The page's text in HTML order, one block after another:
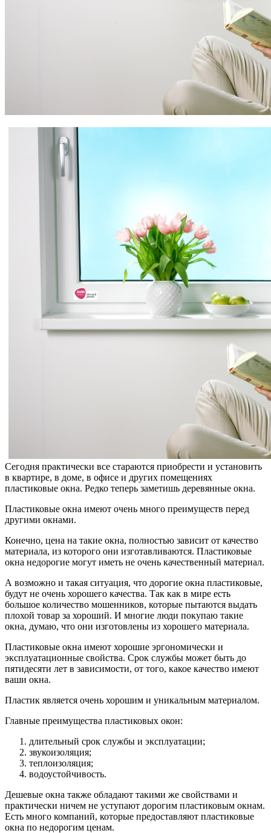
Сегодня практически все стараются приобрести и установить
в квартире, в доме, в офисе и других помещениях
пластиковые окна. Редко теперь заметишь деревянные окна.
Пластиковые окна имеют очень много преимуществ перед
другими окнами.
Конечно, цена на такие окна, полностью зависит от качество
материала, из которого они изготавливаются. Пластиковые
окна недорогие могут иметь не очень качественный материал.
А возможно и такая ситуация, что дорогие окна пластиковые,
будут не очень хорошего качества. Так как в мире есть
большое количество мошенников, которые пытаются выдать
плохой товар за хороший. И многие люди покупаю такие
окна, думаю, что они изготовлены из хорошего материала.
Пластиковые окна имеют хорошие эргономически и
эксплуатационные свойства. Срок службы может быть до
пятидесяти лет в зависимости, от того, какое качество имеют
ваши окна.
Пластик является очень хорошим и уникальным материалом.
Главные преимущества пластиковых окон:
длительный срок службы и эксплуатации;
звукоизоляция;
теплоизоляция;
водоустойчивость.
Дешевые окна также обладают такими же свойствами и
практически ничем не уступают дорогим пластиковым окнам.
Есть много компаний, которые предоставляют пластиковые
окна по недорогим ценам.